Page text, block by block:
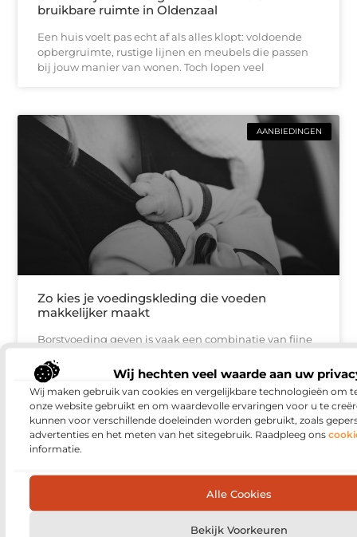
Wij hechten veel waarde aan uw
Wij maken gebruik van cookies en vergelijkbare technologieën om
onze website gebruikt en om waardevolle ervaringen voor u te
kunnen voor verschillende doeleinden worden gebruikt, zoals
advertenties en het meten van het sitegebruik. Raadpleeg ons
informatie.
Alle Cookies
Bekijk Voorkeuren
bruikbare ruimte in Oldenzaal
Een huis voelt pas echt af als alles klopt: voldoende
opbergruimte, rustige lijnen en meubels die passen
bij jouw manier van wonen. Toch lopen veel
AANBIEDINGEN
Zo kies je voedingskleding die voeden
makkelijker maakt
Borstvoeding geven is vaak een combinatie van fijne
meestal wel, maar onderweg, bij visite of tijdens het
DIENSTVERLENING